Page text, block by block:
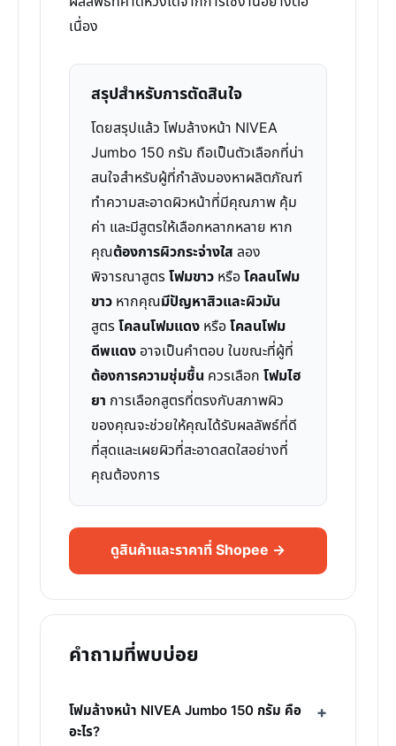
เนื่อง
สรุปสำหรับการตัดสินใจ
โดยสรุปแล้ว โฟมล้างหน้า NIVEA
Jumbo 150 กรัม ถือเป็นตัวเลือกที่น่า
สนใจสำหรับผู้ที่กำลังมองหาผลิตภัณฑ์
ทำความสะอาดผิวหน้าที่มีคุณภาพ คุ้ม
ค่า และมีสูตรให้เลือกหลากหลาย หาก
คุณต้องการผิวกระจ่างใส ลอง
พิจารณาสูตรโฟมขาว หรือโคลนโฟม
ขาว หากคุณมีปัญหาสิวและผิวมัน
สูตรโคลนโฟมแดง หรือโคลนโฟม
ดีพแดง อาจเป็นคำตอบ ในขณะที่ผู้ที่
ต้องการความชุ่มชื้น ควรเลือก โฟมไฮ
ยา การเลือกสูตรที่ตรงกับสภาพผิว
ของคุณจะช่วยให้คุณได้รับผลลัพธ์ที่ดี
ที่สุดและเผยผิวที่สะอาดสดใสอย่างที่
คุณต้องการ
ดูสินค้าและราคาที่ Shopee →
คำถามที่พบบ่อย
โฟมล้างหน้า NIVEA Jumbo 150 กรัม คือ
อะไร?